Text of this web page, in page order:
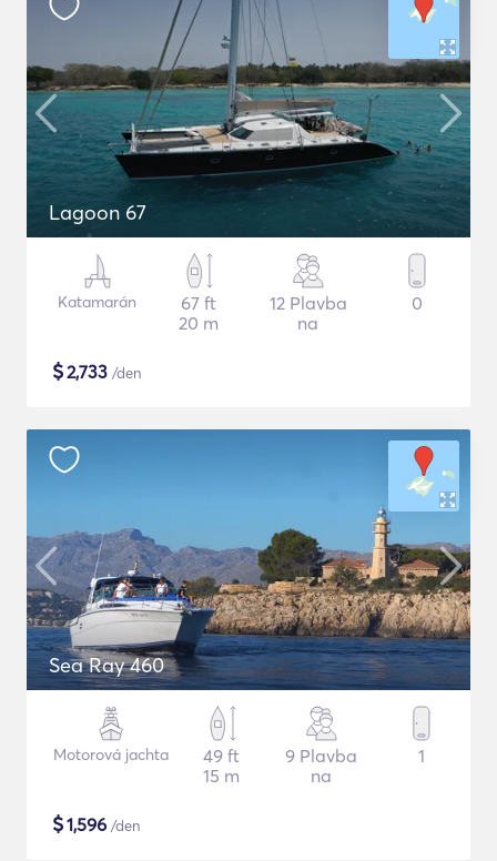
Lagoon 67
Katamarán
67 ft
20 m
12 Plavba
na
0
$2,733 /den
Sea Ray 460
Motorová jachta
49 ft
15 m
9 Plavba
na
1
$1,596 /den